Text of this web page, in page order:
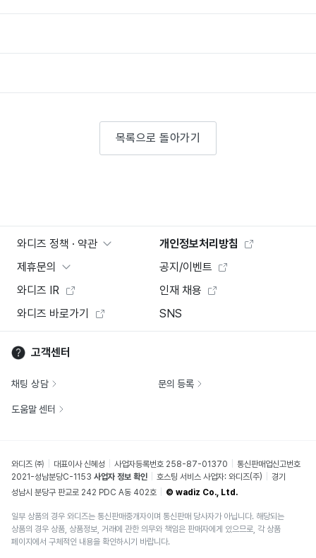
목록으로 돌아가기
와디즈 정책 · 약관
개인정보처리방침
제휴문의
공지/이벤트
와디즈 IR
인재 채용
와디즈 바로가기
SNS
고객센터
채팅 상담 문의 등록
도움말 센터
와디즈 ㈜ 대표이사 신혜성 사업자등록번호 258-87-01370
통신판매업신고번호
2021-성남분당C-1153 사업자 정보 확인 호스팅 서비스 사업자: 와디즈(주)
경기
성남시 분당구 판교로 242 PDC A동 402호
© wadiz Co., Ltd.
일부 상품의 경우 와디즈는 통신판매중개자이며 통신판매 당사자가 아닙니다. 해당되는
상품의 경우 상품, 상품정보, 거래에 관한 의무와 책임은 판매자에게 있으므로, 각 상품
페이지에서 구체적인 내용을 확인하시기 바랍니다.